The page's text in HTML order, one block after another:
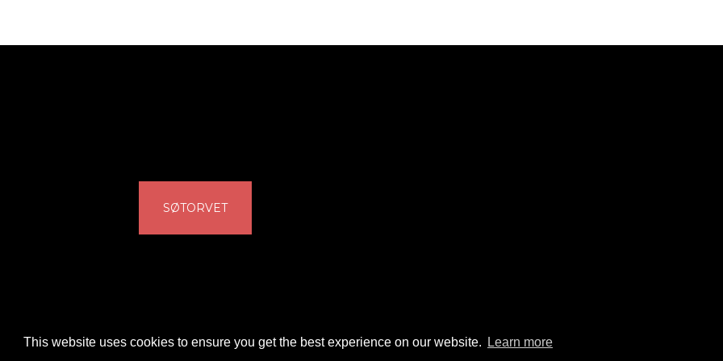
This website uses cookies to ensure you get the best experience on our website. Learn more
SØTORVET